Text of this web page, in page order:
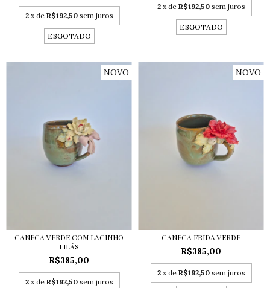
2 x de R$192,50 sem juros
ESGOTADO
2 x de R$192,50 sem juros
ESGOTADO
NOVO
CANECA VERDE COM LACINHO
LILÁS
R$385,00
2 x de R$192,50 sem juros
NOVO
CANECA FRIDA VERDE
R$385,00
2 x de R$192,50 sem juros